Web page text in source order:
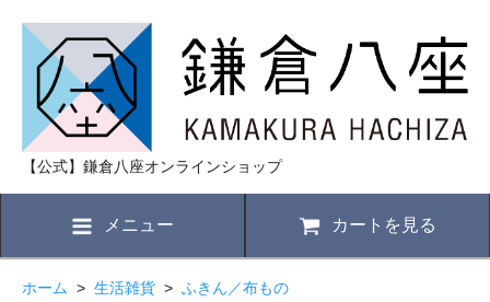
【公式】鎌倉八座オンラインショップ
メニュー カートを見る
ホーム > 生活雑貨 > ふきん／布もの